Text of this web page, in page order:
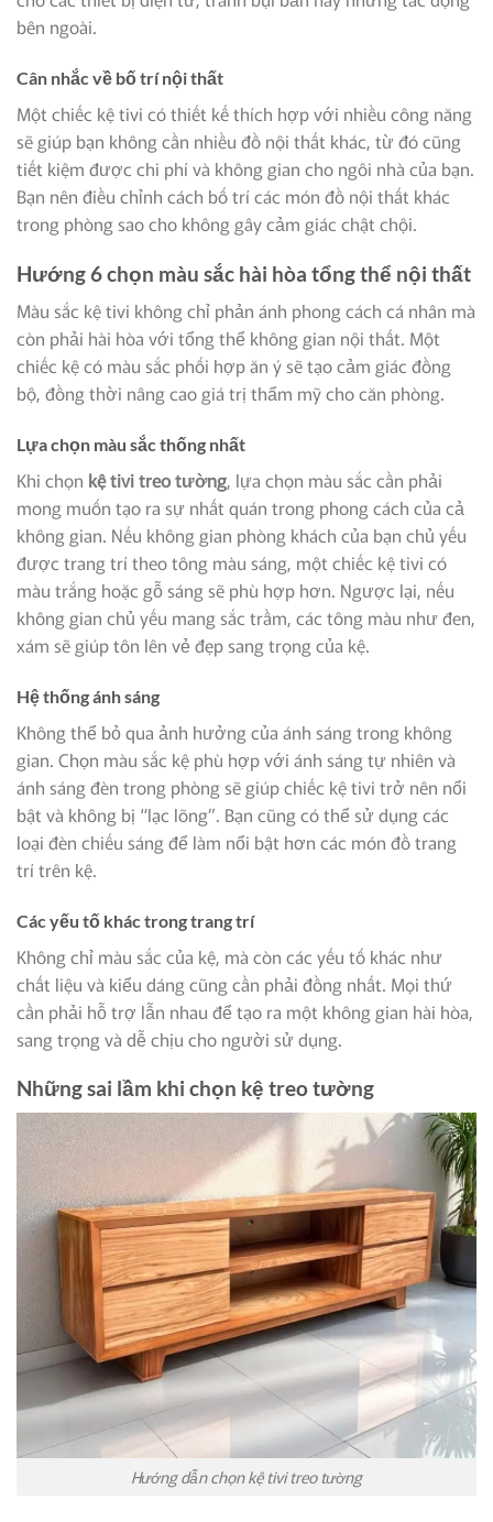
bên ngoài.
Cân nhắc về bố trí nội thất
Một chiếc kệ tivi có thiết kế thích hợp với nhiều công năng
sẽ giúp bạn không cần nhiều đồ nội thất khác, từ đó cũng
tiết kiệm được chi phí và không gian cho ngôi nhà của bạn.
Bạn nên điều chỉnh cách bố trí các món đồ nội thất khác
trong phòng sao cho không gây cảm giác chật chội.
Hướng 6 chọn màu sắc hài hòa tổng thể nội thất
Màu sắc kệ tivi không chỉ phản ánh phong cách cá nhân mà
còn phải hài hòa với tổng thể không gian nội thất. Một
chiếc kệ có màu sắc phối hợp ăn ý sẽ tạo cảm giác đồng
bộ, đồng thời nâng cao giá trị thẩm mỹ cho căn phòng.
Lựa chọn màu sắc thống nhất
Khi chọn kệ tivi treo tường, lựa chọn màu sắc cần phải
mong muốn tạo ra sự nhất quán trong phong cách của cả
không gian. Nếu không gian phòng khách của bạn chủ yếu
được trang trí theo tông màu sáng, một chiếc kệ tivi có
màu trắng hoặc gỗ sáng sẽ phù hợp hơn. Ngược lại, nếu
không gian chủ yếu mang sắc trầm, các tông màu như đen,
xám sẽ giúp tôn lên vẻ đẹp sang trọng của kệ.
Hệ thống ánh sáng
Không thể bỏ qua ảnh hưởng của ánh sáng trong không
gian. Chọn màu sắc kệ phù hợp với ánh sáng tự nhiên và
ánh sáng đèn trong phòng sẽ giúp chiếc kệ tivi trở nên nổi
bật và không bị “lạc lõng”. Bạn cũng có thể sử dụng các
loại đèn chiếu sáng để làm nổi bật hơn các món đồ trang
trí trên kệ.
Các yếu tố khác trong trang trí
Không chỉ màu sắc của kệ, mà còn các yếu tố khác như
chất liệu và kiểu dáng cũng cần phải đồng nhất. Mọi thứ
cần phải hỗ trợ lẫn nhau để tạo ra một không gian hài hòa,
sang trọng và dễ chịu cho người sử dụng.
Những sai lầm khi chọn kệ treo tường
Hướng dẫn chọn kệ tivi treo tường